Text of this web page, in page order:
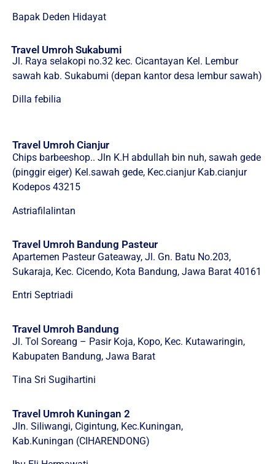
Bapak Deden Hidayat
Travel Umroh Sukabumi
Jl. Raya selakopi no.32 kec. Cicantayan Kel. Lembur
sawah kab. Sukabumi (depan kantor desa lembur sawah)
Dilla febilia
Travel Umroh Cianjur
Chips barbeeshop.. Jln K.H abdullah bin nuh, sawah gede
(pinggir eiger) Kel.sawah gede, Kec.cianjur Kab.cianjur
Kodepos 43215
Astriafilalintan
Travel Umroh Bandung Pasteur
Apartemen Pasteur Gateaway, Jl. Gn. Batu No.203,
Sukaraja, Kec. Cicendo, Kota Bandung, Jawa Barat 40161
Entri Septriadi
Travel Umroh Bandung
Jl. Tol Soreang – Pasir Koja, Kopo, Kec. Kutawaringin,
Kabupaten Bandung, Jawa Barat
Tina Sri Sugihartini
Travel Umroh Kuningan 2
Jln. Siliwangi, Cigintung, Kec.Kuningan,
Kab.Kuningan (CIHARENDONG)